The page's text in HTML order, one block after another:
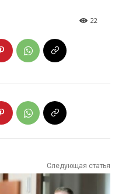
22
Следующая статья